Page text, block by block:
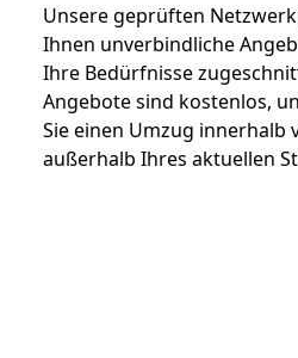
Unsere geprüften
Ihnen unverbindliche
Ihre Bedürfnisse
Angebote sind kostenlos,
Sie einen Umzug innerhalb
außerhalb Ihres aktuellen